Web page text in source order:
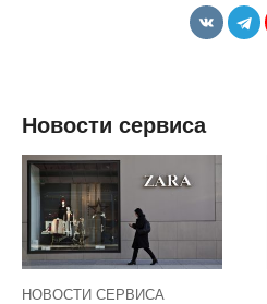
Новости сервиса
НОВОСТИ СЕРВИСА